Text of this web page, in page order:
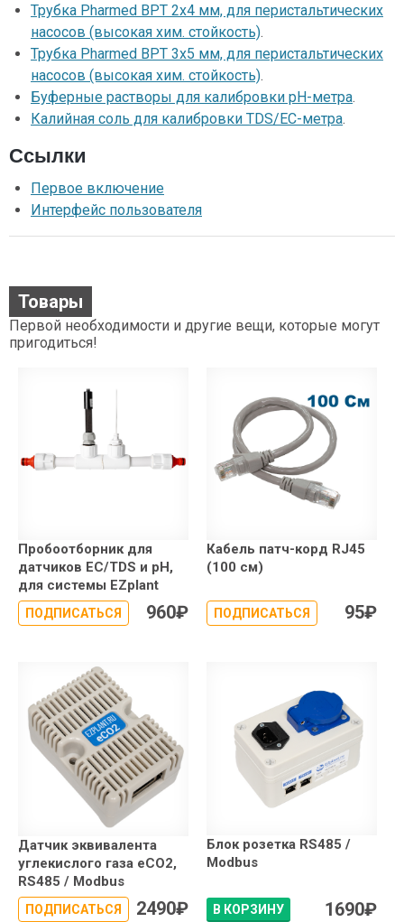
Трубка Pharmed BPT 2х4 мм, для перистальтических
насосов (высокая хим. стойкость).
Трубка Pharmed BPT 3х5 мм, для перистальтических
насосов (высокая хим. стойкость).
Буферные растворы для калибровки pH-метра.
Калийная соль для калибровки TDS/EC-метра.
Ссылки
Первое включение
Интерфейс пользователя
Товары
Первой необходимости и другие вещи, которые могут
пригодиться!
Пробоотборник для
датчиков EC/TDS и pH,
для системы EZplant
ПОДПИСАТЬСЯ 960₽
Кабель патч-корд RJ45
(100 см)
ПОДПИСАТЬСЯ 95₽
Датчик эквивалента
углекислого газа eCO2,
RS485 / Modbus
ПОДПИСАТЬСЯ 2490₽
Блок розетка RS485 /
Modbus
В КОРЗИНУ 1690₽